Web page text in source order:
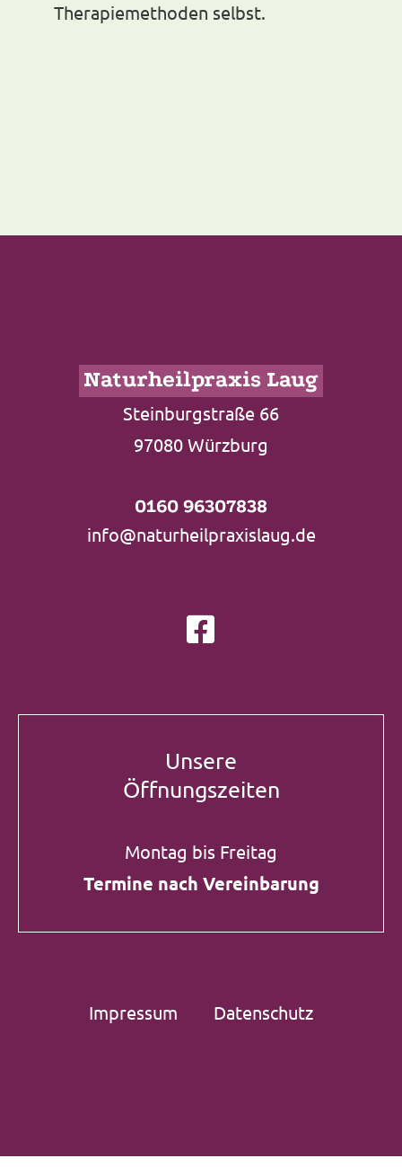
Therapiemethoden selbst.
Naturheilpraxis Laug
Steinburgstraße 66
97080 Würzburg
0160 96307838
info@naturheilpraxislaug.de
Unsere
Öffnungszeiten
Montag bis Freitag
Termine nach Vereinbarung
Impressum Datenschutz